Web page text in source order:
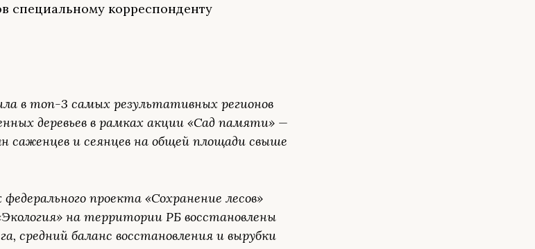
специальному корреспонденту
в топ-3 самых результативных регионов
деревьев в рамках акции «Сад памяти» —
саженцев и сеянцев на общей площади свыше
федерального проекта «Сохранение лесов»
на территории РБ восстановлены
средний баланс восстановления и вырубки